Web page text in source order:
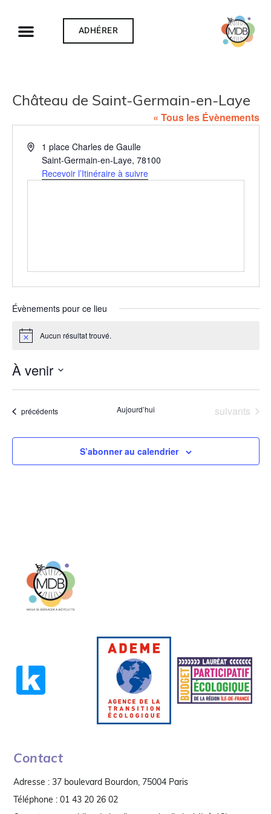
ADHÉRER
Château de Saint-Germain-en-Laye
« Tous les Évènements
Adresse1 place Charles de Gaulle
Saint-Germain-en-Laye, 78100
Recevoir l’Itinéraire à suivre
Évènements pour ce lieu
Notice Aucun résultat trouvé.
À venir
une
Évènements
précédents Aujourd’hui Évènements
suivants
S’abonner au calendrier
Contact
Adresse : 37 boulevard Bourdon, 75004 Paris
Téléphone : 01 43 20 26 02